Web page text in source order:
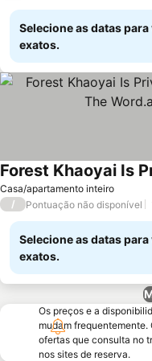
Selecione as datas
exatos.
Casa/apartamento inteiro
/ Pontuação não disponível
Selecione as datas
exatos.
Os preços e a
mudam
ofertas que consulta no
nos sites de reserva.